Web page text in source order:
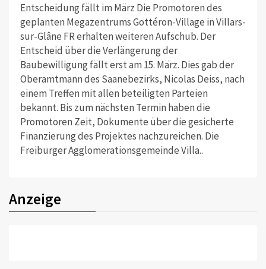
Entscheidung fällt im März Die Promotoren des
geplanten Megazentrums Gottéron-Village in Villars-
sur-Glâne FR erhalten weiteren Aufschub. Der
Entscheid über die Verlängerung der
Baubewilligung fällt erst am 15. März. Dies gab der
Oberamtmann des Saanebezirks, Nicolas Deiss, nach
einem Treffen mit allen beteiligten Parteien
bekannt. Bis zum nächsten Termin haben die
Promotoren Zeit, Dokumente über die gesicherte
Finanzierung des Projektes nachzureichen. Die
Freiburger Agglomerationsgemeinde Villa..
Anzeige